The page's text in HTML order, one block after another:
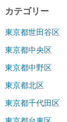
カテゴリー
東京都世田谷区
東京都中央区
東京都中野区
東京都北区
東京都千代田区